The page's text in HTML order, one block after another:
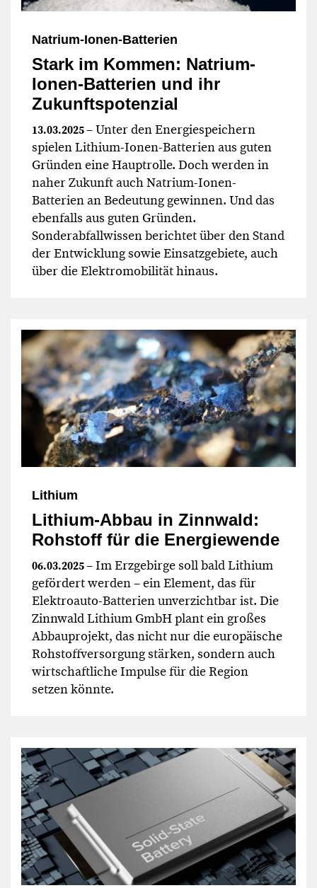
Natrium-Ionen-Batterien
Stark im Kommen: Natrium-
Ionen-Batterien und ihr
Zukunftspotenzial
13.03.2025– Unter den Energiespeichern
spielen Lithium-Ionen-Batterien aus guten
Gründen eine Hauptrolle. Doch werden in
naher Zukunft auch Natrium-Ionen-
Batterien an Bedeutung gewinnen. Und das
ebenfalls aus guten Gründen.
Sonderabfallwissen berichtet über den Stand
der Entwicklung sowie Einsatzgebiete, auch
über die Elektromobilität hinaus.
Lithium
Lithium-Abbau in Zinnwald:
Rohstoff für die Energiewende
06.03.2025– Im Erzgebirge soll bald Lithium
gefördert werden – ein Element, das für
Elektroauto-Batterien unverzichtbar ist. Die
Zinnwald Lithium GmbH plant ein großes
Abbauprojekt, das nicht nur die europäische
Rohstoffversorgung stärken, sondern auch
wirtschaftliche Impulse für die Region
setzen könnte.